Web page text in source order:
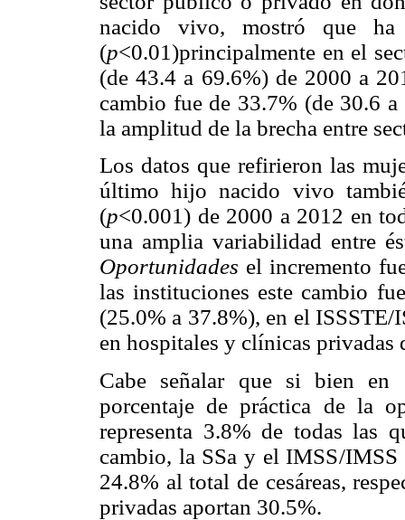
nacido vivo, mostró que ha
(p<0.01)principalmente en el
(de 43.4 a 69.6%) de 2000 a
cambio fue de 33.7% (de 30.6
la amplitud de la brecha entre
Los datos que refirieron las
último hijo nacido vivo
(p<0.001) de 2000 a 2012 en
una amplia variabilidad entre
Oportunidades el incremento
las instituciones este cambio
(25.0% a 37.8%), en el
en hospitales y clínicas privadas
Cabe señalar que si bien en
porcentaje de práctica de la
representa 3.8% de todas las
cambio, la SSa y el IMSS/IMSS
24.8% al total de cesáreas,
privadas aportan 30.5%.